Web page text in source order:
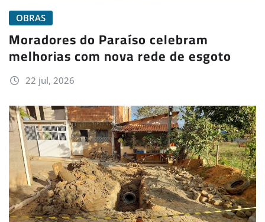
OBRAS
Moradores do Paraíso celebram
melhorias com nova rede de esgoto
22 jul, 2026